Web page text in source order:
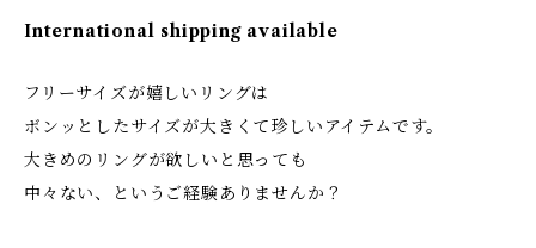
International shipping available
フリーサイズが嬉しいリングは
ボンッとしたサイズが大きくて珍しいアイテムです。
大きめのリングが欲しいと思っても
中々ない、というご経験ありませんか？